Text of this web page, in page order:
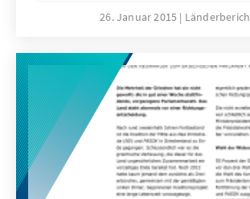
Griechen“ (ANEL) gebildet und
vereidigt.
26. Januar 2015